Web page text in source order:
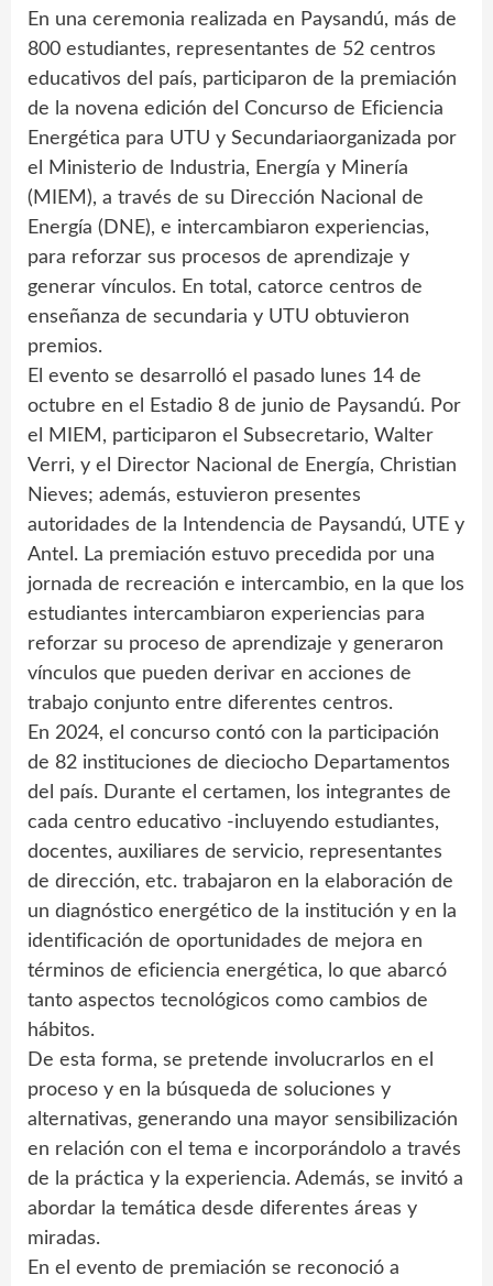
En una ceremonia realizada en Paysandú, más de
800 estudiantes, representantes de 52 centros
educativos del país, participaron de la premiación
de la novena edición del Concurso de Eficiencia
Energética para UTU y Secundariaorganizada por
el Ministerio de Industria, Energía y Minería
(MIEM), a través de su Dirección Nacional de
Energía (DNE), e intercambiaron experiencias,
para reforzar sus procesos de aprendizaje y
generar vínculos. En total, catorce centros de
enseñanza de secundaria y UTU obtuvieron
premios.
El evento se desarrolló el pasado lunes 14 de
octubre en el Estadio 8 de junio de Paysandú. Por
el MIEM, participaron el Subsecretario, Walter
Verri, y el Director Nacional de Energía, Christian
Nieves; además, estuvieron presentes
autoridades de la Intendencia de Paysandú, UTE y
Antel. La premiación estuvo precedida por una
jornada de recreación e intercambio, en la que los
estudiantes intercambiaron experiencias para
reforzar su proceso de aprendizaje y generaron
vínculos que pueden derivar en acciones de
trabajo conjunto entre diferentes centros.
En 2024, el concurso contó con la participación
de 82 instituciones de dieciocho Departamentos
del país. Durante el certamen, los integrantes de
cada centro educativo -incluyendo estudiantes,
docentes, auxiliares de servicio, representantes
de dirección, etc. trabajaron en la elaboración de
un diagnóstico energético de la institución y en la
identificación de oportunidades de mejora en
términos de eficiencia energética, lo que abarcó
tanto aspectos tecnológicos como cambios de
hábitos.
De esta forma, se pretende involucrarlos en el
proceso y en la búsqueda de soluciones y
alternativas, generando una mayor sensibilización
en relación con el tema e incorporándolo a través
de la práctica y la experiencia. Además, se invitó a
abordar la temática desde diferentes áreas y
miradas.
En el evento de premiación se reconoció a